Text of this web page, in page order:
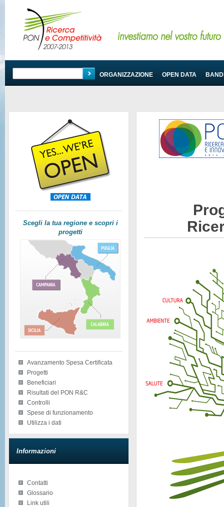
PROGRAMMA ORGANIZZAZIONE OPEN DATA
Scegli la tua regione e scopri i
progetti
Avanzamento Spesa Certificata
Progetti
Beneficiari
Risultati del PON R&C
Controlli
Spese di funzionamento
Utilizza i dati
Informazioni
Contatti
Glossario
Link utili